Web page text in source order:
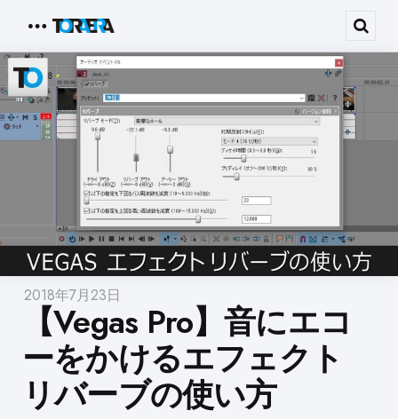
Menu
2018年7月23日
【Vegas Pro】音にエコ
ーをかけるエフェクト
リバーブの使い方